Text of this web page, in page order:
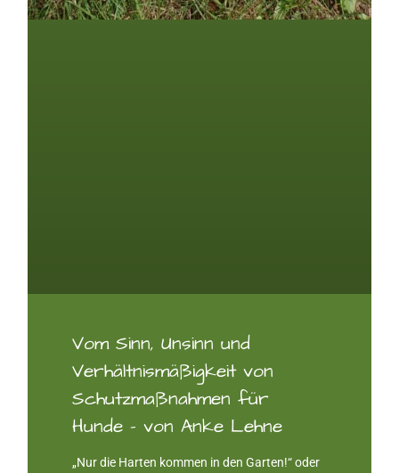
Vom Sinn, Unsinn und
Verhältnismäßigkeit von
Schutzmaßnahmen für
Hunde – von Anke Lehne
„Nur die Harten kommen in den Garten!“ oder